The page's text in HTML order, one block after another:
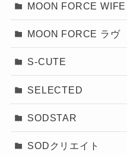
MOON FORCE WIFE
MOON FORCE ラヴ
S-CUTE
SELECTED
SODSTAR
SODクリエイト